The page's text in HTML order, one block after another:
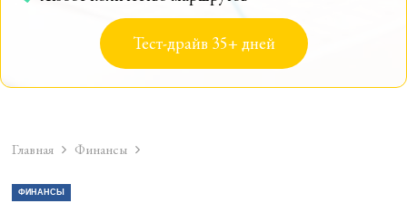
Тест-драйв 35+ дней
Главная Финансы
ФИНАНСЫ